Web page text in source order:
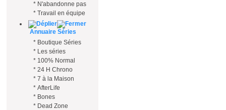
* N'abandonne pas
* Travail en équipe
Annuaire Séries
* Boutique Séries
* Les séries
* 100% Normal
* 24 H Chrono
* 7 à la Maison
* AfterLife
* Bones
* Dead Zone